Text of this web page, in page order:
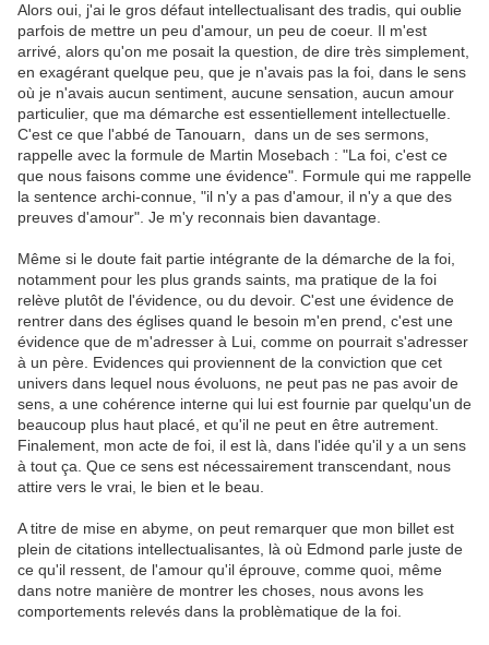
Alors oui, j'ai le gros défaut intellectualisant des tradis, qui oublie
parfois de mettre un peu d'amour, un peu de coeur. Il m'est
arrivé, alors qu'on me posait la question, de dire très simplement,
en exagérant quelque peu, que je n'avais pas la foi, dans le sens
où je n'avais aucun sentiment, aucune sensation, aucun amour
particulier, que ma démarche est essentiellement intellectuelle.
C'est ce que l'abbé de Tanouarn, dans un de ses sermons,
rappelle avec la formule de Martin Mosebach : "La foi, c'est ce
que nous faisons comme une évidence". Formule qui me rappelle
la sentence archi-connue, "il n'y a pas d'amour, il n'y a que des
preuves d'amour". Je m'y reconnais bien davantage.
Même si le doute fait partie intégrante de la démarche de la foi,
notamment pour les plus grands saints, ma pratique de la foi
relève plutôt de l'évidence, ou du devoir. C'est une évidence de
rentrer dans des églises quand le besoin m'en prend, c'est une
évidence que de m'adresser à Lui, comme on pourrait s'adresser
à un père. Evidences qui proviennent de la conviction que cet
univers dans lequel nous évoluons, ne peut pas ne pas avoir de
sens, a une cohérence interne qui lui est fournie par quelqu'un de
beaucoup plus haut placé, et qu'il ne peut en être autrement.
Finalement, mon acte de foi, il est là, dans l'idée qu'il y a un sens
à tout ça. Que ce sens est nécessairement transcendant, nous
attire vers le vrai, le bien et le beau.
A titre de mise en abyme, on peut remarquer que mon billet est
plein de citations intellectualisantes, là où Edmond parle juste de
ce qu'il ressent, de l'amour qu'il éprouve, comme quoi, même
dans notre manière de montrer les choses, nous avons les
comportements relevés dans la problèmatique de la foi.